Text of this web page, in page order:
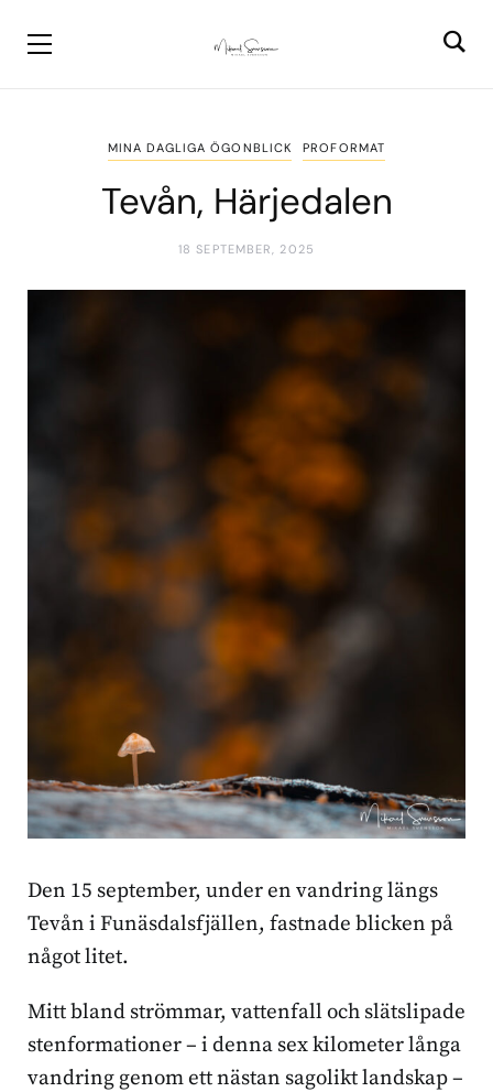
MINA DAGLIGA ÖGONBLICK PROFORMAT
Tevån, Härjedalen
18 SEPTEMBER, 2025
Den 15 september, under en vandring längs
Tevån i Funäsdalsfjällen, fastnade blicken på
något litet.
Mitt bland strömmar, vattenfall och slätslipade
stenformationer – i denna sex kilometer långa
vandring genom ett nästan sagolikt landskap –